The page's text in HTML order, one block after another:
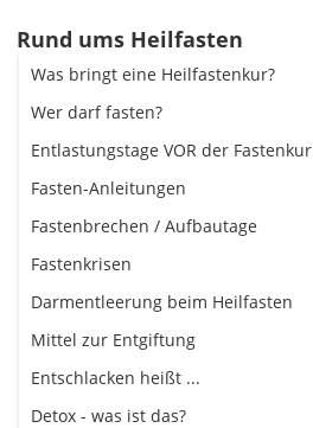
Rund ums Heilfasten
Was bringt eine Heilfastenkur?
Wer darf fasten?
Entlastungstage VOR der Fastenkur
Fasten-Anleitungen
Fastenbrechen / Aufbautage
Fastenkrisen
Darmentleerung beim Heilfasten
Mittel zur Entgiftung
Entschlacken heißt ...
Detox - was ist das?